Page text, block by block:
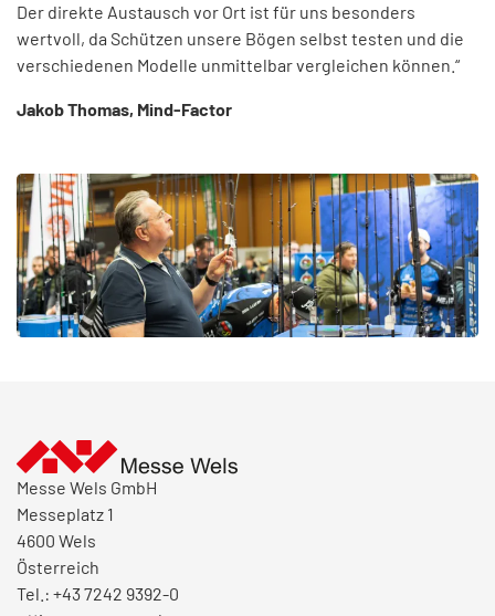
Der direkte Austausch vor Ort ist für uns besonders
wertvoll, da Schützen unsere Bögen selbst testen und die
verschiedenen Modelle unmittelbar vergleichen können.“
Jakob Thomas, Mind-Factor
Messe Wels GmbH
Messeplatz 1
4600 Wels
Österreich
Tel.: +43 7242 9392-0